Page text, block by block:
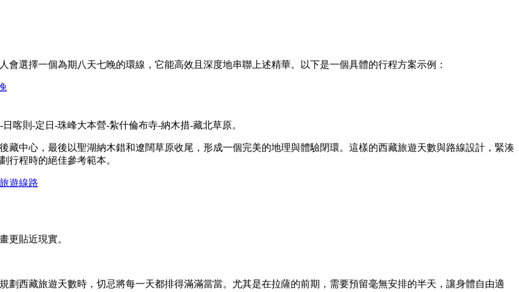
選擇一個為期八天七晚的環線，它能高效且深度地串聯上述精華。以下是一個具體的行程方案示例：
喀則-定日-珠峰大本營-紮什倫布寺-納木措-藏北草原。
中心，最後以聖湖納木錯和遼闊草原收尾，形成一個完美的地理與體驗閉環。這樣的西藏旅遊天數與路線設計，緊湊
行程時的絕佳參考範本。
遊線路
更貼近現實。
西藏旅遊天數時，切忌將每一天都排得滿滿當當。尤其是在拉薩的前期，需要預留毫無安排的半天，讓身體自由適